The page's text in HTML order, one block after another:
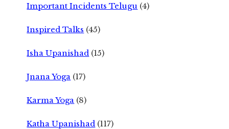
Important Incidents Telugu (4)
Inspired Talks (45)
Isha Upanishad (15)
Jnana Yoga (17)
Karma Yoga (8)
Katha Upanishad (117)